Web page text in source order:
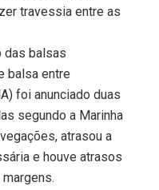
travessia entre as
das balsas
balsa entre
foi anunciado duas
segundo a Marinha
atrasou a
e houve atrasos